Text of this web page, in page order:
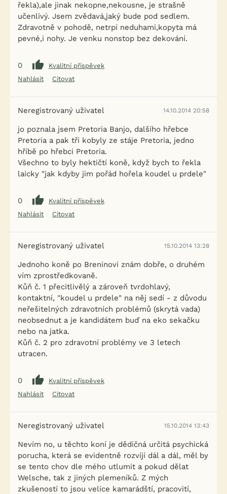
řekla),ale jinak nekopne,nekousne, je strašně
učenlivý. Jsem zvědavá,jaký bude pod sedlem.
Zdravotně v pohodě, netrpí neduhami,kopyta má
pevné,i nohy. Je venku nonstop bez dekování.
0
Kvalitní příspěvek
Nahlásit
Citovat
Neregistrovaný uživatel 14.10.2014 20:58
jo poznala jsem Pretoria Banjo, dalšího hřebce
Pretoria a pak tři kobyly ze stáje Pretoria, jedno
hříbě po hřebci Pretoria.
Všechno to byly hektičtí koně, když bych to řekla
laicky "jak kdyby jim pořád hořela koudel u prdele"
0
Kvalitní příspěvek
Nahlásit
Citovat
Neregistrovaný uživatel 15.10.2014 13:28
Jednoho koně po Breninovi znám dobře, o druhém
vím zprostředkovaně.
Kůň č. 1 přecitlivělý a zároveň tvrdohlavý,
kontaktní, "koudel u prdele" na něj sedí - z důvodu
neřešitelných zdravotních problémů (skrytá vada)
neobsednut a je kandidátem buď na eko sekačku
nebo na jatka.
Kůň č. 2 pro zdravotní problémy ve 3 letech
utracen.
0
Kvalitní příspěvek
Nahlásit
Citovat
Neregistrovaný uživatel 15.10.2014 13:43
Nevím no, u těchto koní je dědičná určitá psychická
porucha, která se evidentně rozvíjí dál a dál, měl by
se tento chov dle mého utlumit a pokud dělat
Welsche, tak z jiných plemeníků. Z mých
zkušeností to jsou velice kamarádští, pracovití,